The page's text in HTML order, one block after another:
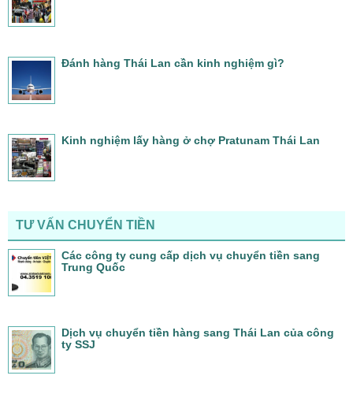
Đánh hàng Thái Lan cần kinh nghiệm gì?
Kinh nghiệm lấy hàng ở chợ Pratunam Thái Lan
TƯ VẤN CHUYỂN TIỀN
Các công ty cung cấp dịch vụ chuyển tiền sang
Trung Quốc
Dịch vụ chuyển tiền hàng sang Thái Lan của công
ty SSJ